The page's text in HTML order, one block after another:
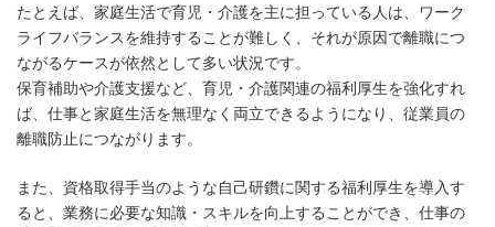
たとえば、家庭生活で育児・介護を主に担っている人は、ワーク
ライフバランスを維持することが難しく、それが原因で離職につ
ながるケースが依然として多い状況です。
保育補助や介護支援など、育児・介護関連の福利厚生を強化すれ
ば、仕事と家庭生活を無理なく両立できるようになり、従業員の
離職防止につながります。
また、資格取得手当のような自己研鑽に関する福利厚生を導入す
ると、業務に必要な知識・スキルを向上することができ、仕事の